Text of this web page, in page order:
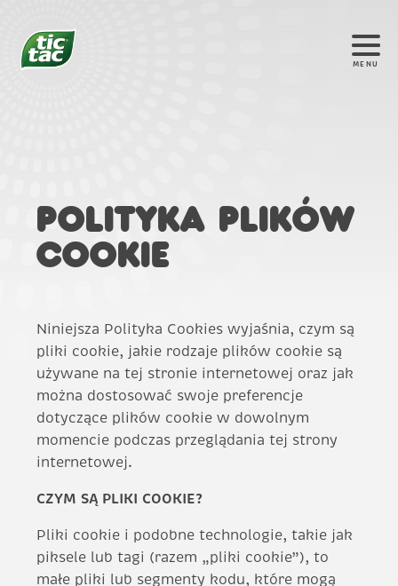
MENU
Polityka plików
cookie
Niniejsza Polityka Cookies wyjaśnia, czym są
pliki cookie, jakie rodzaje plików cookie są
używane na tej stronie internetowej oraz jak
można dostosować swoje preferencje
dotyczące plików cookie w dowolnym
momencie podczas przeglądania tej strony
internetowej.
CZYM SĄ PLIKI COOKIE?
Pliki cookie i podobne technologie, takie jak
piksele lub tagi (razem „pliki cookie”), to
małe pliki lub segmenty kodu, które mogą